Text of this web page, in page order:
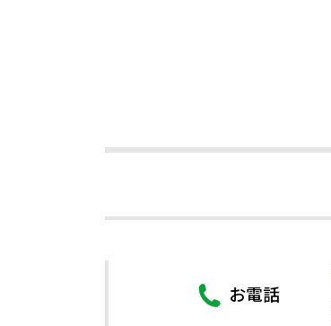
お電話